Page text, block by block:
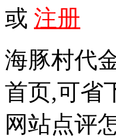
或 注册
海豚村代
首页,可省
网站点评